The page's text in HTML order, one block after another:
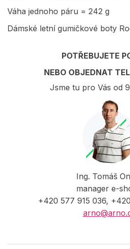
Váha jednoho páru = 242 g
Dámské letní gumičkové boty
POTŘEBUJETE
NEBO OBJEDNAT
Jsme tu pro Vás od
Ing. Tomáš
manager e-
+420 577 915 036,